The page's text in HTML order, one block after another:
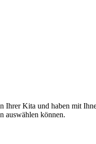
Kita und haben mit
auswählen können.